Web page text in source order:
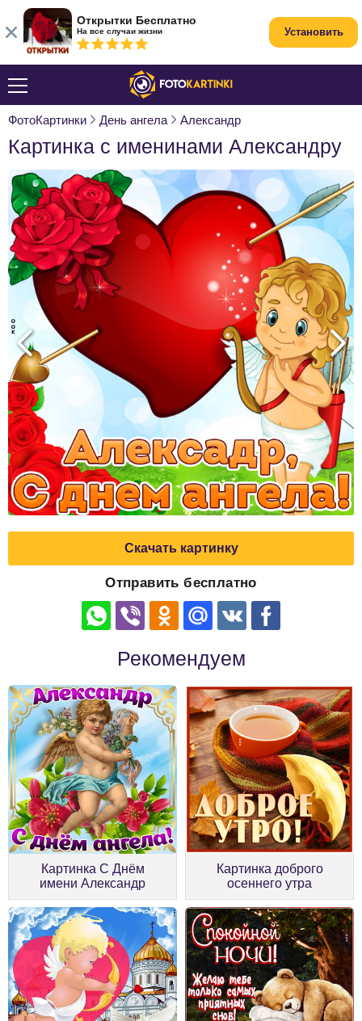
ФотоКартинки День ангела Александр
Картинка с именинами Александру
Скачать картинку
Отправить бесплатно
Рекомендуем
Картинка С Днём
имени Александр
Картинка доброго
осеннего утра
Открытки Бесплатно
На все случаи жизни Установить